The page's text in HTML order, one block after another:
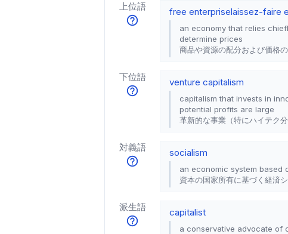
上位語
free enterpriselaissez-faire
an economy that relies
determine prices
商品や資源の配分および価格
下位語 venture capitalism
capitalism that invests in
potential profits are large
革新的な事業（特にハイテク
対義語 socialism
an economic system based
資本の国家所有に基づく経済
派生語 capitalist
a conservative advocate of